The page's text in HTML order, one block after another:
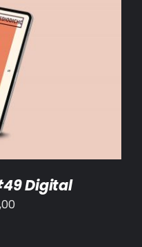
/
Digital